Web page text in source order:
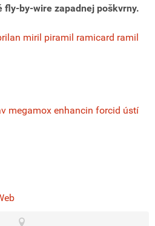
by-wire zapadnej poškvrny.
miril piramil ramicard ramil
megamox enhancin forcid ústí